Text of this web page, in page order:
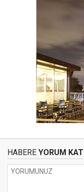
HABERE YORUM KAT